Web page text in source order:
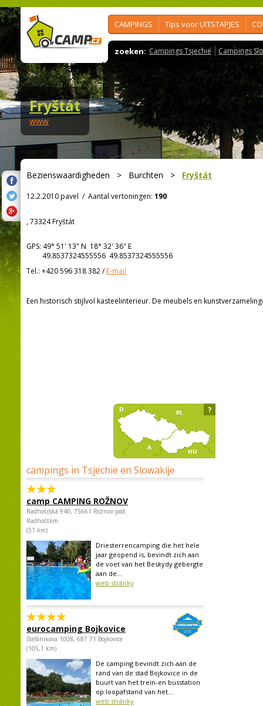
CAMPINGS Tips voor UITSTAPJES
zoeken: Campings Tsjechië Campings
Fryštát
www
Bezienswaardigheden > Burchten > Fryštát
12.2.2010 pavel / Aantal vertoningen: 190
, 73324 Fryštát
GPS: 49° 51' 13" N 18° 32' 36" E
49.8537324555556 49.8537324555556
Tel.: +420 596 318 382/E-mail
Een historisch stijlvol kasteelinterieur. De meubels en
campings in Tsjechië en Slowakije
camp CAMPING ROŽNOV
Radhošťská 940, 75661 Rožnov pod
Radhoštěm
(51 km)
Driesterrencamping die het hele
jaar geopend is, bevindt zich aan
de voet van het Beskydy gebergte
aan de...
web stránky
eurocamping Bojkovice
Štefánikova 1008, 687 71 Bojkovice
(105,1 km)
De camping bevindt zich aan de
rand van de stad Bojkovice in de
buurt van het trein-en busstation
op loopafstand van het...
web stránky
?